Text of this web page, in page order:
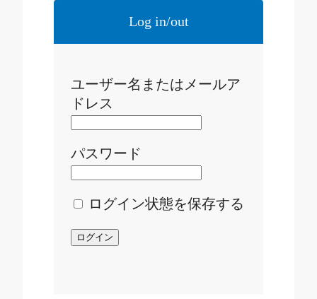
Log in/out
ユーザー名またはメールア
ドレス
パスワード
ログイン状態を保存する